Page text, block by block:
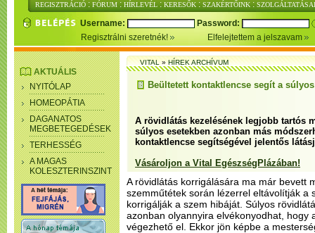
REGISZTRÁCIÓ : FÓRUM : HÍRLEVÉL : KERESŐK : SZAKÉRTŐINK :
Username:
Password:
Regisztrálni szeretnék!
Elfelejtettem a jelszavam
AKTUÁLIS
NYITÓLAP
HOMEOPÁTIA
DAGANATOS
MEGBETEGEDÉSEK
TERHESSÉG
A MAGAS
KOLESZTERINSZINT
VITAL»HÍREK ARCHÍVUM
Beültetett kontaktlencse segít a
A rövidlátás kezelésének legjobb tartós
súlyos esetekben azonban más
kontaktlencse segítségével jelentős
Vásároljon a Vital EgészségPlázában!
A rövidlátás korrigálására ma már bevett
szemműtétek során lézerrel eltávolítják a
korrigálják a szem hibáját. Súlyos
azonban olyannyira elvékonyodhat, hogy
végezhető el. Ekkor jön képbe a